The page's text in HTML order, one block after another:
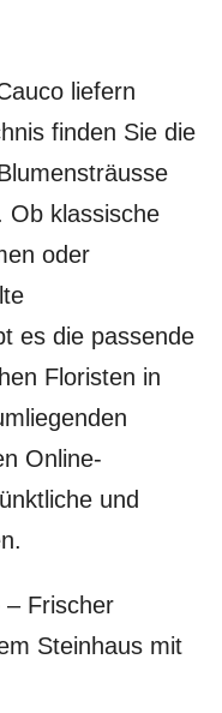
liefern
finden Sie die
Ob klassische
oder
es die passende
Floristen in
Online-
und